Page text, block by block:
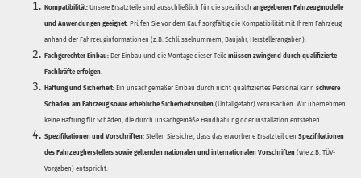
Kompatibilität: Unsere Ersatzteile sind ausschließlich für die spezifisch angegebenen Fahrzeugmodelle
und Anwendungen geeignet. Prüfen Sie vor dem Kauf sorgfältig die Kompatibilität mit Ihrem Fahrzeug
anhand der Fahrzeuginformationen (z.B. Schlüsselnummern, Baujahr, Herstellerangaben).
Fachgerechter Einbau: Der Einbau und die Montage dieser Teile müssen zwingend durch qualifizierte
Fachkräfte erfolgen.
Haftung und Sicherheit: Ein unsachgemäßer Einbau durch nicht qualifiziertes Personal kann schwere
Schäden am Fahrzeug sowie erhebliche Sicherheitsrisiken (Unfallgefahr) verursachen. Wir übernehmen
keine Haftung für Schäden, die durch unsachgemäße Handhabung oder Installation entstehen.
Spezifikationen und Vorschriften: Stellen Sie sicher, dass das erworbene Ersatzteil den Spezifikationen
des Fahrzeugherstellers sowie geltenden nationalen und internationalen Vorschriften (wie z.B. TÜV-
Vorgaben) entspricht.